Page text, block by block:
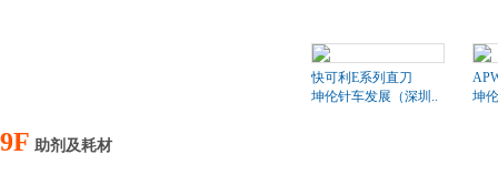
快可利E系列直刀
坤伦针车发展（深圳..
坤
9F 助剂及耗材